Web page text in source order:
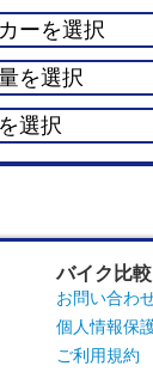
バイク比
お問い合わ
個人情報保
ご利用規約